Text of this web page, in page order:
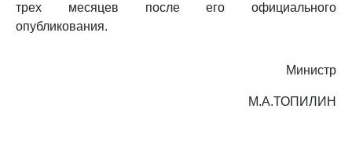
трех месяцев после его официального
опубликования.
Министр
М.А.ТОПИЛИН